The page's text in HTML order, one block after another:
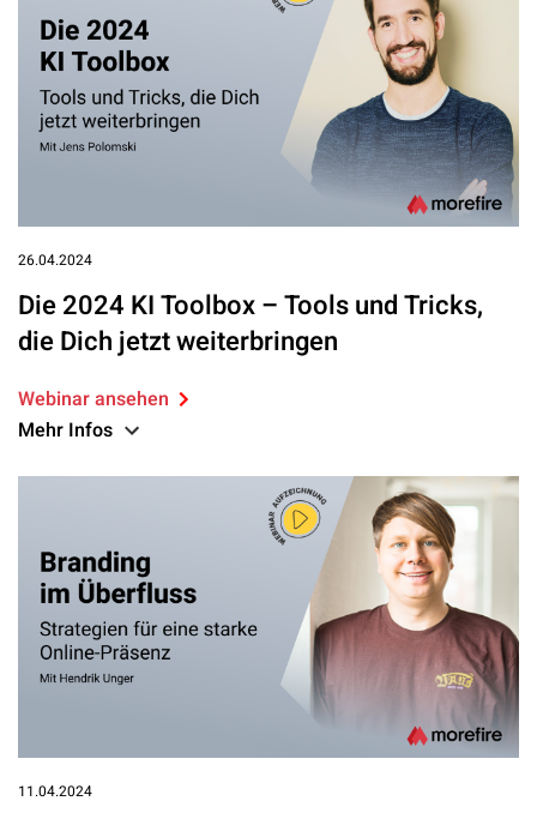
26.04.2024
Die 2024 KI Toolbox – Tools und Tricks,
die Dich jetzt weiterbringen
Webinar ansehen
Mehr Infos
11.04.2024